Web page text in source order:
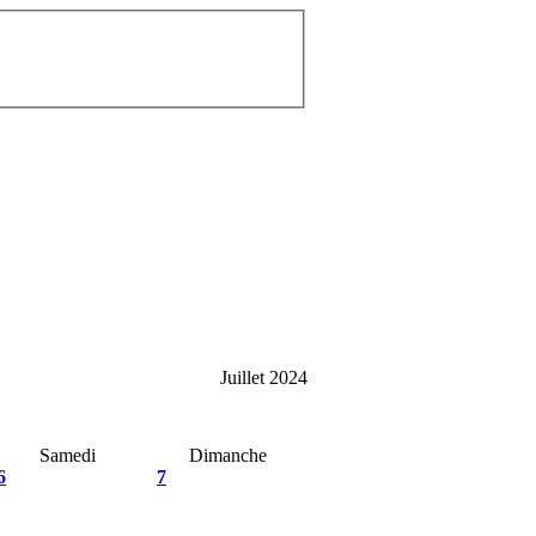
Juillet 2024
Samedi
Dimanche
7